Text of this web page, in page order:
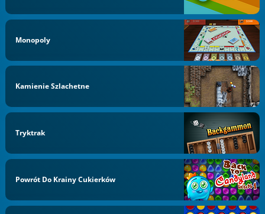
Monopoly
Kamienie Szlachetne
Tryktrak
Powrót Do Krainy Cukierków